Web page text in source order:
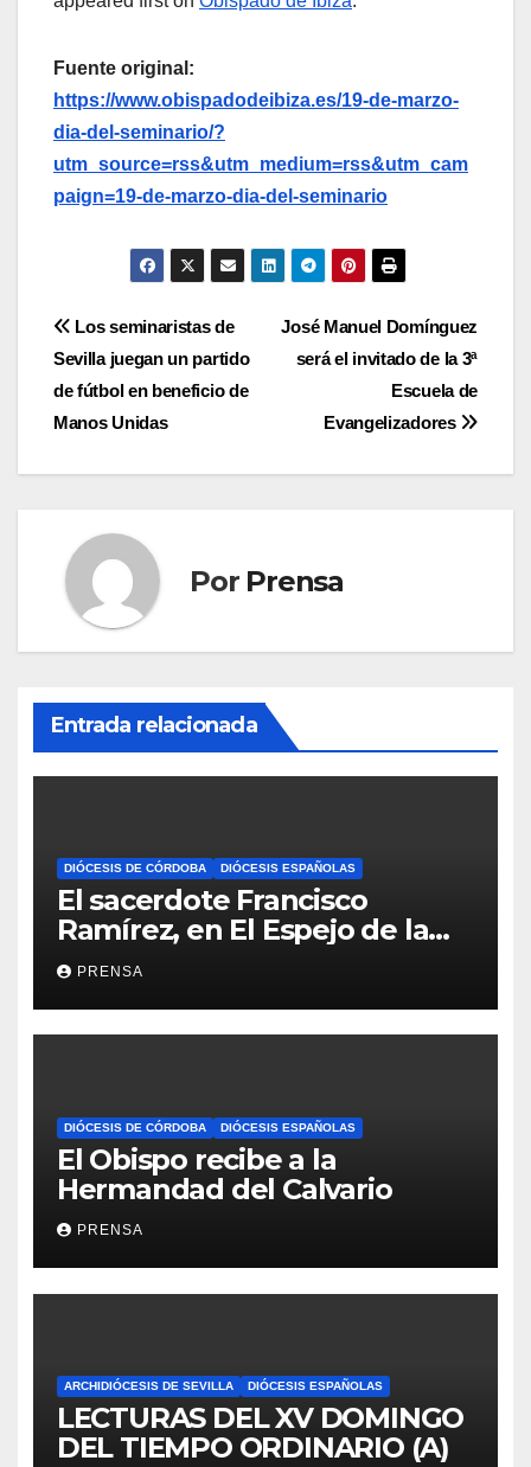
Fuente original:
https://www.obispadodeibiza.es/19-de-marzo-
dia-del-seminario/?
utm_source=rss&utm_medium=rss&utm_cam
paign=19-de-marzo-dia-del-seminario
Navegación
de
entradas
José Manuel Domínguez
será el invitado de la 3ª
Escuela de
Evangelizadores
Los seminaristas de
Sevilla juegan un partido
de fútbol en beneficio de
Manos Unidas
Por Prensa
Entrada relacionada
DIÓCESIS DE CÓRDOBA DIÓCESIS ESPAÑOLAS
El sacerdote Francisco
Ramírez, en El Espejo de la
Iglesia
PRENSA
DIÓCESIS DE CÓRDOBA DIÓCESIS ESPAÑOLAS
El Obispo recibe a la
Hermandad del Calvario
PRENSA
ARCHIDIÓCESIS DE SEVILLA DIÓCESIS ESPAÑOLAS
LECTURAS DEL XV DOMINGO
DEL TIEMPO ORDINARIO (A)